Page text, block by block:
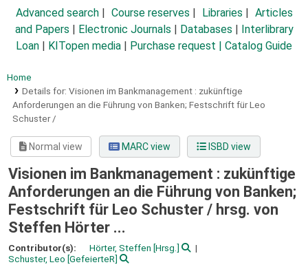
Advanced search Course reserves Libraries
Articles
and Papers
Electronic Journals Databases
Interlibrary
Loan
KITopen media Purchase request | Catalog Guide
Home
Details for: Visionen im Bankmanagement : zukünftige
Anforderungen an die Führung von Banken; Festschrift für Leo
Schuster /
Normal view MARC view ISBD view
Visionen im Bankmanagement : zukünftige
Anforderungen an die Führung von Banken;
Festschrift für Leo Schuster / hrsg. von
Steffen Hörter ...
Contributor(s): Hörter, Steffen [Hrsg.]
Schuster, Leo [GefeierteR]